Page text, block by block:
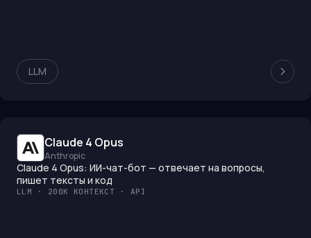
LLM
Claude 4 Opus
Anthropic
Claude 4 Opus: ИИ-чат-бот — отвечает на вопросы,
пишет тексты и код
LLM · 200K КОНТЕКСТ · API